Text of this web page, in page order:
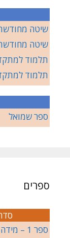
שיטה
שיטה
תלמוד
תלמוד
ספר שמואל
ספרים
ספר 1 – מידה טובה